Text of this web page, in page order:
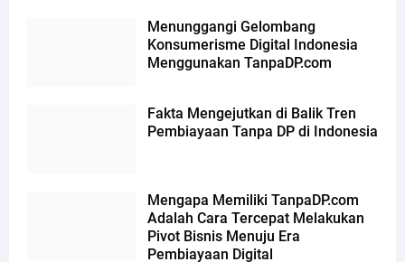
Menunggangi Gelombang
Konsumerisme Digital Indonesia
Menggunakan TanpaDP.com
Fakta Mengejutkan di Balik Tren
Pembiayaan Tanpa DP di Indonesia
Mengapa Memiliki TanpaDP.com
Adalah Cara Tercepat Melakukan
Pivot Bisnis Menuju Era
Pembiayaan Digital